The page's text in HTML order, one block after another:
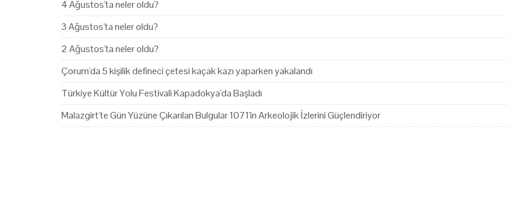
4 Ağustos'ta neler oldu?
3 Ağustos'ta neler oldu?
2 Ağustos'ta neler oldu?
Çorum'da 5 kişilik defineci çetesi kaçak kazı yaparken yakalandı
Türkiye Kültür Yolu Festivali Kapadokya'da Başladı
Malazgirt'te Gün Yüzüne Çıkarılan Bulgular 1071'in Arkeolojik İzlerini Güçlendiriyor